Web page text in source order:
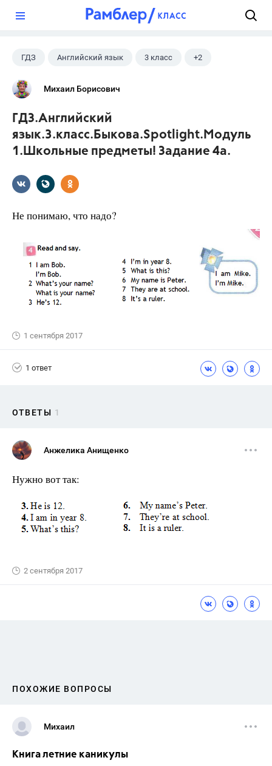
ГДЗ Английский язык 3 класс +2
Быкова Н.И.
Михаил Борисович
ГДЗ.Английский
язык.3.класс.Быкова.Spotlight.Модуль
1.Школьные предметы! Задание 4а.
Не понимаю, что надо?
1 сентября 2017
1 ответ
ОТВЕТЫ 1
Анжелика Анищенко
Нужно вот так:
2 сентября 2017
ПОХОЖИЕ ВОПРОСЫ
Михаил
Книга летние каникулы